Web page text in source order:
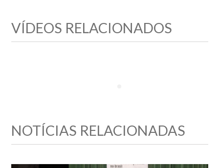
VÍDEOS RELACIONADOS
NOTÍCIAS RELACIONADAS